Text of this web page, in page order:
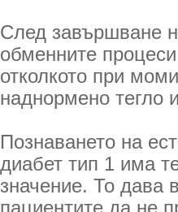
След завършване
обменните
отколкото при
наднормено тегло
Познаването на
диабет тип 1 има
значение. То дава